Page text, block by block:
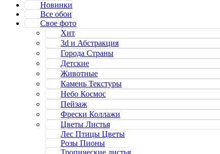
Новинки
Все обои
Свое фото
Хит
3d и Абстракция
Города Страны
Детские
Животные
Камень Текстуры
Небо Космос
Пейзаж
Фрески Коллажи
Цветы Листья
Лес Птицы Цветы
Розы Пионы
Тропические листья